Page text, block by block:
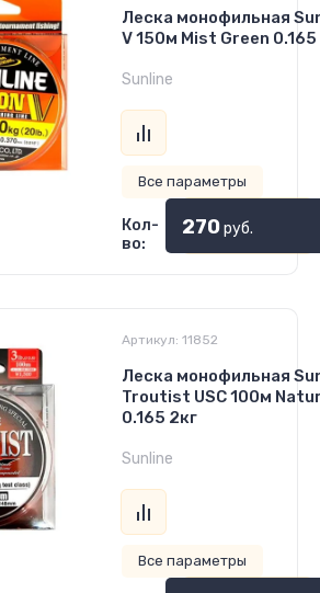
Леска монофильная
V 150м Mist Green 0.165
Sunline
Все параметры
Кол-
во:
270руб.
Артикул: 11852
Леска монофильная
Troutist USC 100м
0.165 2кг
Sunline
Все параметры